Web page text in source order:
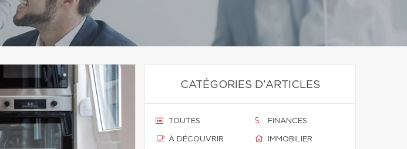
CATÉGORIES D'ARTICLES
TOUTES
À DÉCOUVRIR
FINANCES
IMMOBILIER